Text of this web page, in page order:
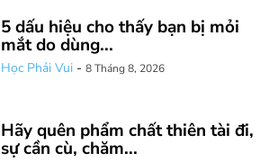
5 dấu hiệu cho thấy bạn bị mỏi
mắt do dùng...
Học Phải Vui - 8 Tháng 8, 2026
Hãy quên phẩm chất thiên tài đi,
sự cần cù, chăm...